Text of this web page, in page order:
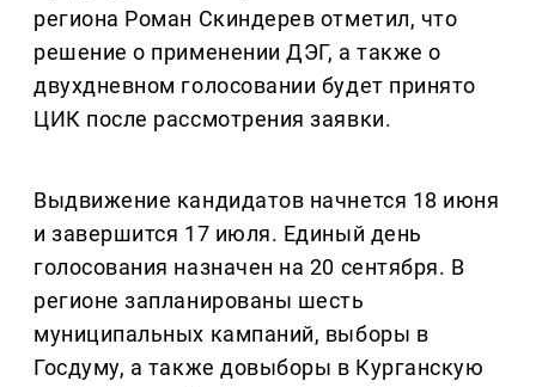
региона Роман Скиндерев отметил, что
решение о применении ДЭГ, а также о
двухдневном голосовании будет принято
ЦИК после рассмотрения заявки.
Выдвижение кандидатов начнется 18 июня
и завершится 17 июля. Единый день
голосования назначен на 20 сентября. В
регионе запланированы шесть
муниципальных кампаний, выборы в
Госдуму, а также довыборы в Курганскую